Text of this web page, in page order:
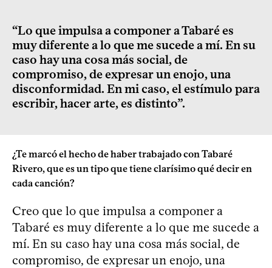
“Lo que impulsa a componer a Tabaré es
muy diferente a lo que me sucede a mí. En su
caso hay una cosa más social, de
compromiso, de expresar un enojo, una
disconformidad. En mi caso, el estímulo para
escribir, hacer arte, es distinto”.
¿Te marcó el hecho de haber trabajado con Tabaré
Rivero, que es un tipo que tiene clarísimo qué decir en
cada canción?
Creo que lo que impulsa a componer a
Tabaré es muy diferente a lo que me sucede a
mí. En su caso hay una cosa más social, de
compromiso, de expresar un enojo, una